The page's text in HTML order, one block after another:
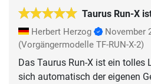
Taurus Run-X
Herbert Herzog
November
(Vorgängermodelle TF-RUN-X-2)
Das Taurus Run-X ist ein tolles
sich automatisch der eigenen